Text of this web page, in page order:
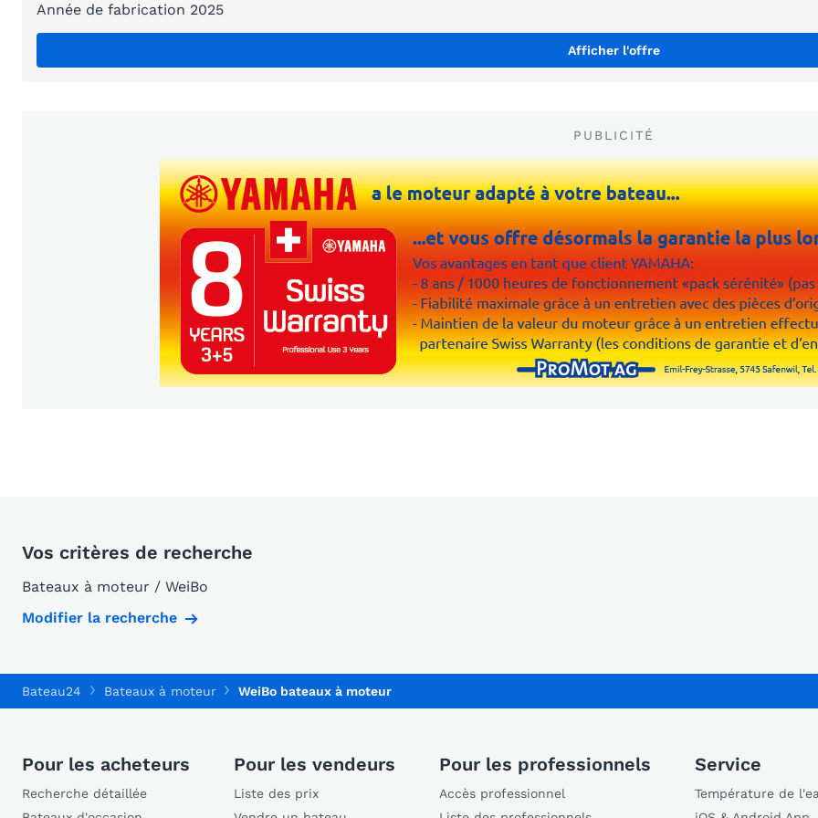
Année de fabrication 2025
Afficher l'offre
PUBLICITÉ
Vos critères de recherche
Bateaux à moteur / WeiBo
Modifier la recherche
Bateau24 Bateaux à moteur WeiBo bateaux à moteur
Pour les acheteurs
Recherche détaillée
Pour les vendeurs
Liste des prix
Pour les professionnels
Accès professionnel
Service
Température de